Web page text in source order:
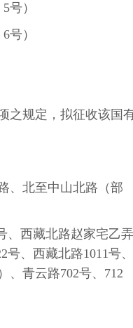
5号）
6号）
之规定，拟征收该国
、北至中山北路（部
、西藏北路赵家宅乙弄
号、西藏北路1011号、
、青云路702号、 712